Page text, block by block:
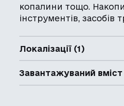
копалини тощо.
інструментів, засобів
Локалізації (1)
Завантажуваний